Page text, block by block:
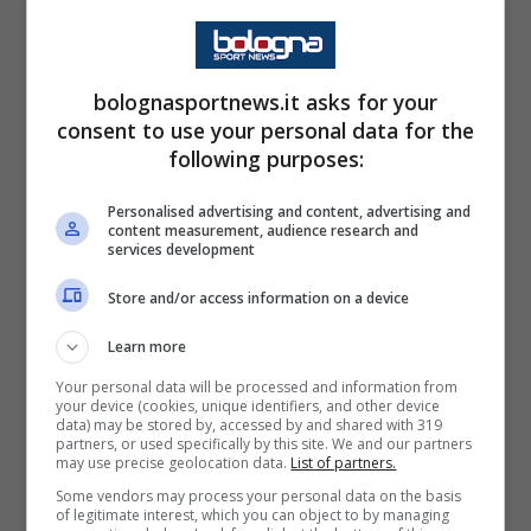
Gran Galà del Calcio: tutti i
nominati
CANDIDATI MIGLIOR PORTIERE
Sommer Yann (Inter)
CANDIDATI MIGLIOR DIFENSORE DESTRO
Di Lorenzo Giovanni (Napoli)
Dodo (Fiorentina)
Dumfries Denzel (Inter)
CANDIDATI MIGLIOR DIFENSORE SINISTRO
bolognasportnews.it asks for your
consent to use your personal data for the
following purposes:
Personalised advertising and content, advertising and
content measurement, audience research and
services development
Store and/or access information on a device
Learn more
Your personal data will be processed and information from
your device (cookies, unique identifiers, and other device
data) may be stored by, accessed by and shared with 319
partners, or used specifically by this site. We and our partners
may use precise geolocation data. List of partners.
Some vendors may process your personal data on the basis
of legitimate interest, which you can object to by managing